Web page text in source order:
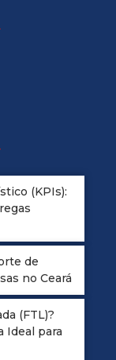
(KPIs):
de
no Ceará
(FTL)?
Ideal para